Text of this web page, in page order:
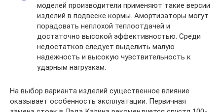
моделей производители применяют такие версии
изделий в подвеске кормы. Амортизаторы могут
порадовать неплохой теплоотдачей и
достаточно высокой эффективностью. Среди
недостатков следует выделить малую
надежность и высокую чувствительность к
ударным нагрузкам.
На выбор варианта изделий существенное влияние
оказывает особенность эксплуатации. Первичная